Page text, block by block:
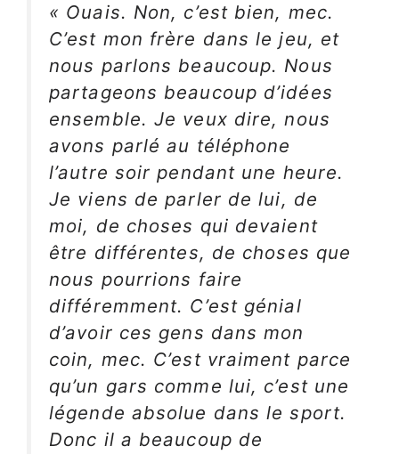
« Ouais. Non, c’est bien, mec.
C’est mon frère dans le jeu, et
nous parlons beaucoup. Nous
partageons beaucoup d’idées
ensemble. Je veux dire, nous
avons parlé au téléphone
l’autre soir pendant une heure.
Je viens de parler de lui, de
moi, de choses qui devaient
être différentes, de choses que
nous pourrions faire
différemment. C’est génial
d’avoir ces gens dans mon
coin, mec. C’est vraiment parce
qu’un gars comme lui, c’est une
légende absolue dans le sport.
Donc il a beaucoup de